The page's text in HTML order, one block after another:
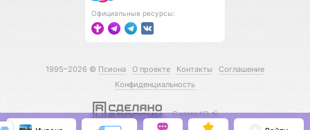
Официальные ресурсы:
1995–2026 © Псиона О проекте Контакты
Соглашение
Конфиденциальность
С нами КО 🕉️